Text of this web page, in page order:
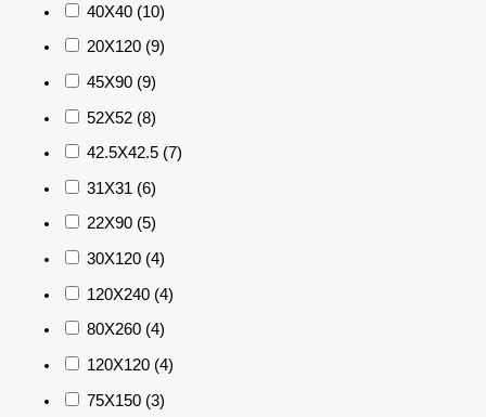
40X40 (10)
20X120 (9)
45X90 (9)
52X52 (8)
42.5X42.5 (7)
31X31 (6)
22X90 (5)
30X120 (4)
120X240 (4)
80X260 (4)
120X120 (4)
75X150 (3)